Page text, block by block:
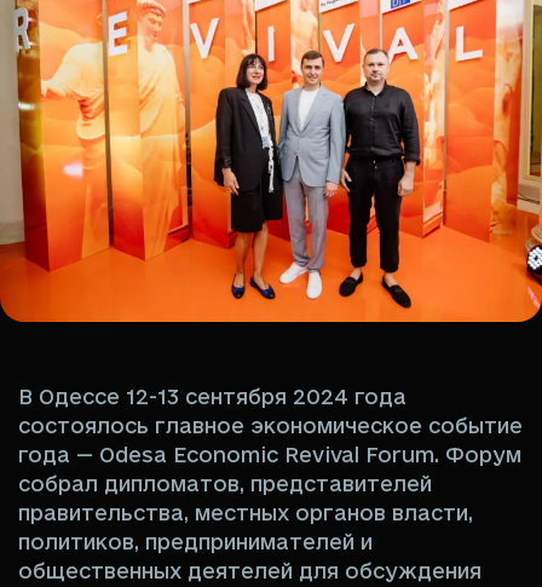
В Одессе 12-13 сентября 2024 года
состоялось главное экономическое событие
года — Odesa Economic Revival Forum. Форум
собрал дипломатов, представителей
правительства, местных органов власти,
политиков, предпринимателей и
общественных деятелей для обсуждения